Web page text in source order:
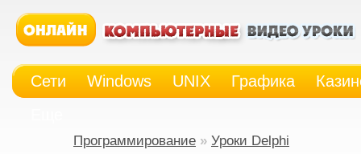
Сети Windows UNIX Графика
Программирование » Уроки Delphi